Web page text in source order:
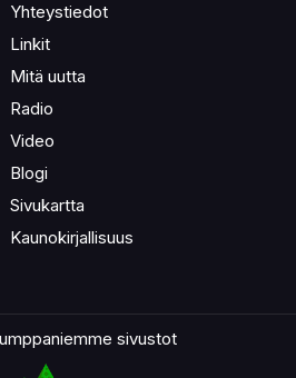
Yhteystiedot
Linkit
Mitä uutta
Radio
Video
Blogi
Sivukartta
Kaunokirjallisuus
sivustot